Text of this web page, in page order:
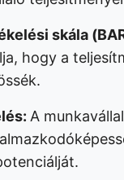
skála
hogy a
A